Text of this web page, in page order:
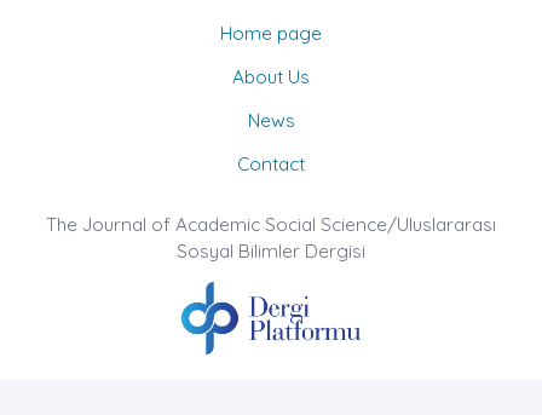
Home page
About Us
News
Contact
The Journal of Academic Social Science/Uluslararası
Sosyal Bilimler Dergisi